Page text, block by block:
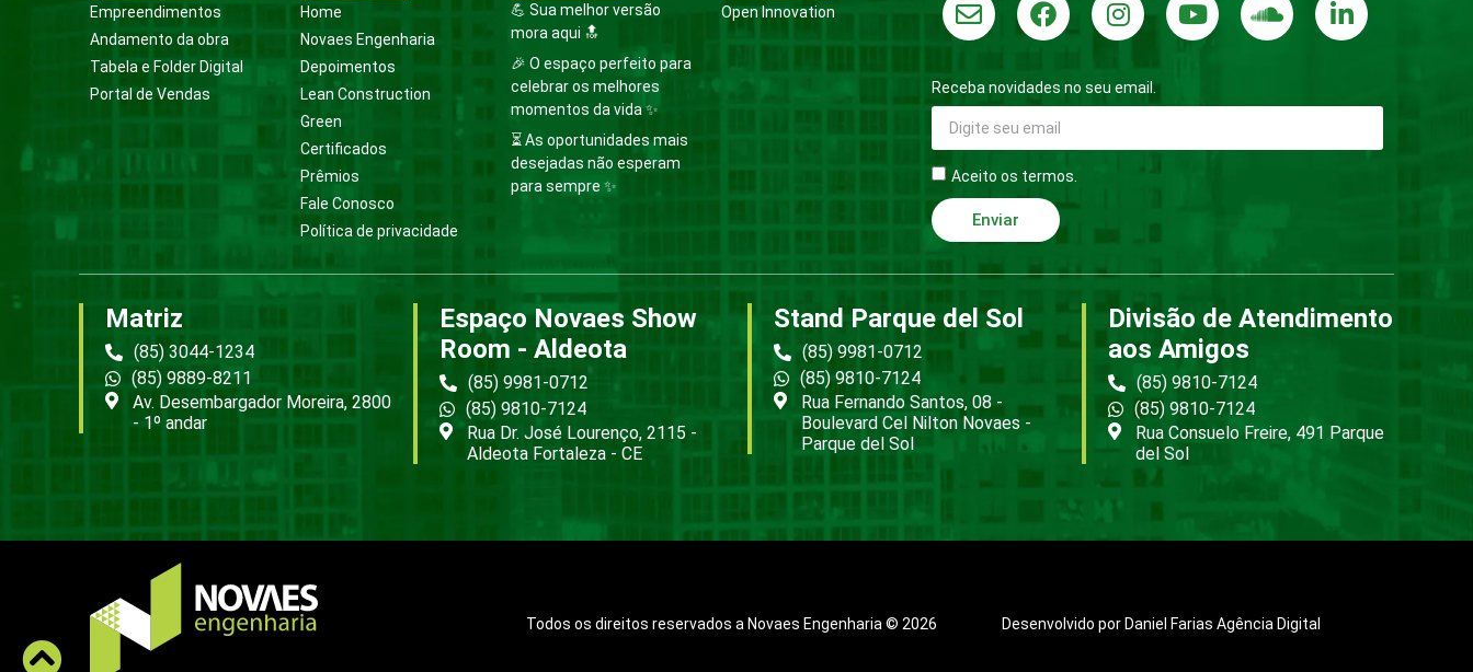
Empreendimentos
Andamento da obra
Tabela e Folder Digital
Portal de Vendas
Home
Novaes Engenharia
Depoimentos
Lean Construction
Green
Certificados
Prêmios
Fale Conosco
Política de privacidade
💪 Sua melhor versão
mora aqui 🔝
🎉 O espaço perfeito para
celebrar os melhores
momentos da vida ✨
⏳ As oportunidades mais
desejadas não esperam
para sempre ✨
Open Innovation
Receba novidades no seu email.
Aceito os termos.
Enviar
Matriz
(85) 3044-1234
(85) 9889-8211
Av. Desembargador Moreira, 2800
- 1º andar
Espaço Novaes Show
Room - Aldeota
(85) 9981-0712
(85) 9810-7124
Rua Dr. José Lourenço, 2115 -
Aldeota Fortaleza - CE
Stand Parque del Sol
(85) 9981-0712
(85) 9810-7124
Rua Fernando Santos, 08 -
Boulevard Cel Nilton Novaes -
Parque del Sol
Divisão de Atendimento
aos Amigos
(85) 9810-7124
(85) 9810-7124
Rua Consuelo Freire, 491 Parque
del Sol
Todos os direitos reservados a Novaes Engenharia © 2026 Desenvolvido por Daniel Farias Agência Digital